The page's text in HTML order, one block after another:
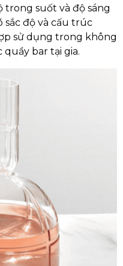
trong suốt và độ sáng
sắc độ và cấu trúc
sử dụng trong không
bar tại gia.